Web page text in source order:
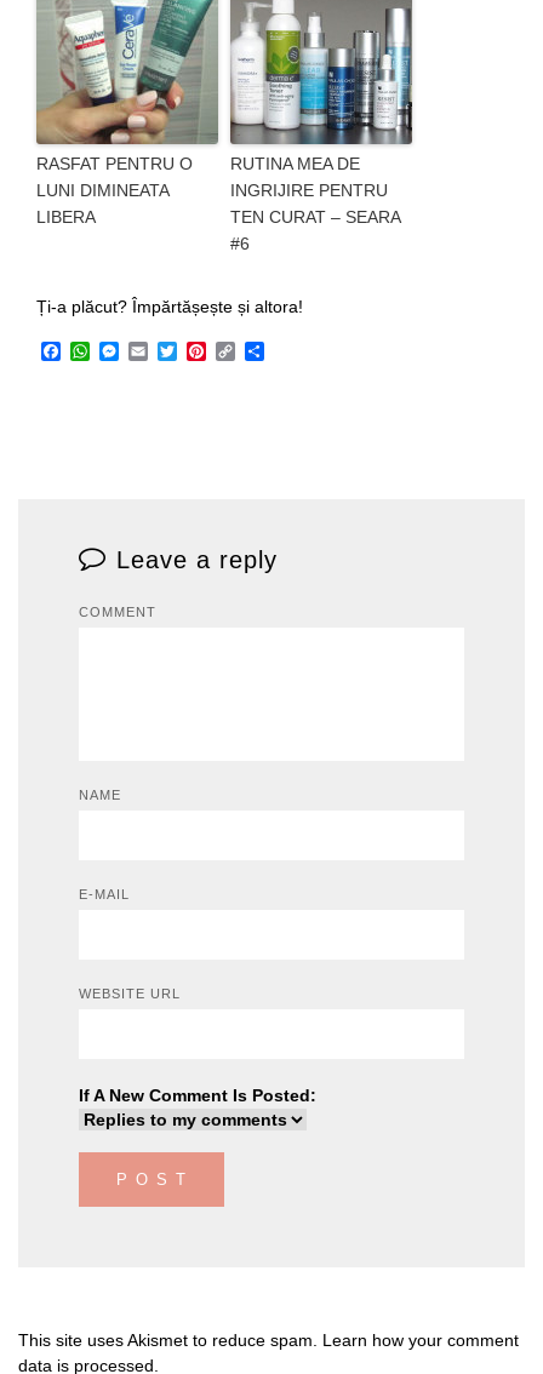
RASFAT PENTRU O
LUNI DIMINEATA
LIBERA
RUTINA MEA DE
INGRIJIRE PENTRU
TEN CURAT – SEARA
#6
Ți-a plăcut? Împărtășește și altora!
Facebook
WhatsApp
Messenger
EmailTwitterPinterest
Copy
Leave a reply
COMMENT
NAME
E-MAIL
WEBSITE URL
If A New Comment Is Posted:
This site uses Akismet to reduce spam. Learn how your comment
data is processed.